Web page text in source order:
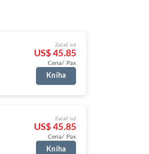
Začať od
US$ 45.85
Cena/ Pax
Kniha
Začať od
US$ 45.85
Cena/ Pax
Kniha